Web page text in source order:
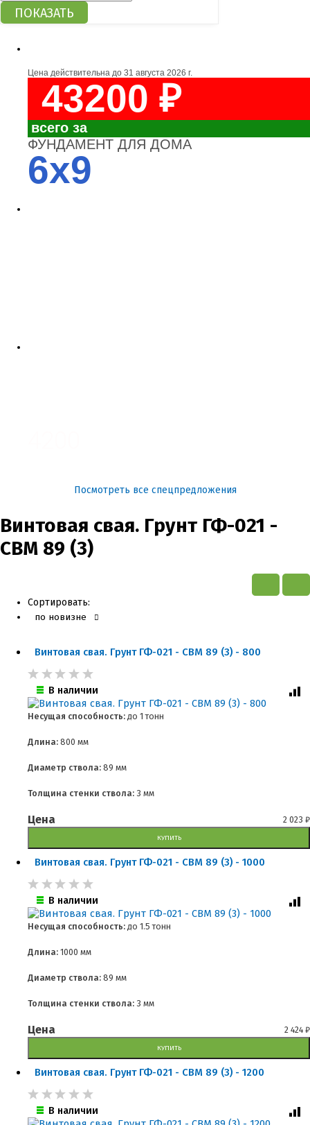
Цена действительна до 31 августа 2026 г.
43200 ₽
всего за
ФУНДАМЕНТ ДЛЯ ДОМА
6x9
Посмотреть все спецпредложения
Винтовая свая. Грунт ГФ-021 -
СВМ 89 (3)
Сортировать:
по новизне
Винтовая свая. Грунт ГФ-021 - СВМ 89 (3) - 800
В наличии
Несущая способность: до 1 тонн
Длина: 800 мм
Диаметр ствола: 89 мм
Толщина стенки ствола: 3 мм
Цена 2 023 ₽
КУПИТЬ
Винтовая свая. Грунт ГФ-021 - СВМ 89 (3) - 1000
В наличии
Несущая способность: до 1.5 тонн
Длина: 1000 мм
Диаметр ствола: 89 мм
Толщина стенки ствола: 3 мм
Цена 2 424 ₽
КУПИТЬ
Винтовая свая. Грунт ГФ-021 - СВМ 89 (3) - 1200
В наличии